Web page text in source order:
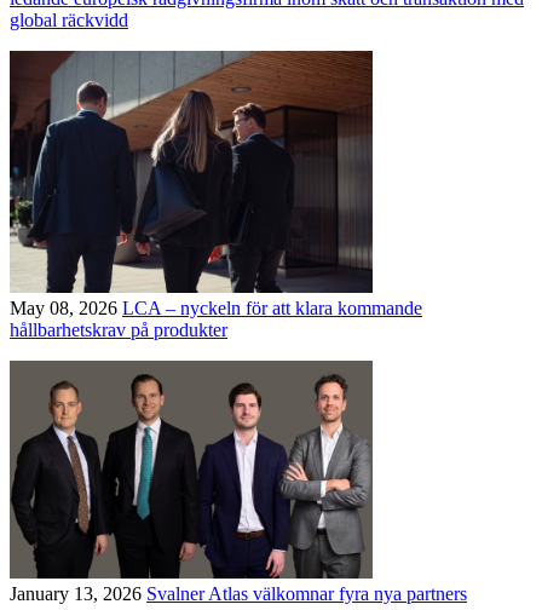
global räckvidd
May 08, 2026 LCA – nyckeln för att klara kommande
hållbarhetskrav på produkter
January 13, 2026 Svalner Atlas välkomnar fyra nya partners